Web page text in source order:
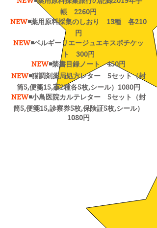
帳 2260円
NEW◾️薬用原料採集のしおり 13種 各210
円
NEW◾️ベルギーリエージュエキスポチケッ
ト 300円
NEW◾️禁書目録ノート 450円
NEW◾️猫調剤薬局処方レター 5セット（封
筒5,便箋15,薬2種各5枚,シール）1080円
NEW◾️小鳥医院カルテレター 5セット（封
筒5,便箋15,診察券5枚,保険証5枚,シール）
1080円